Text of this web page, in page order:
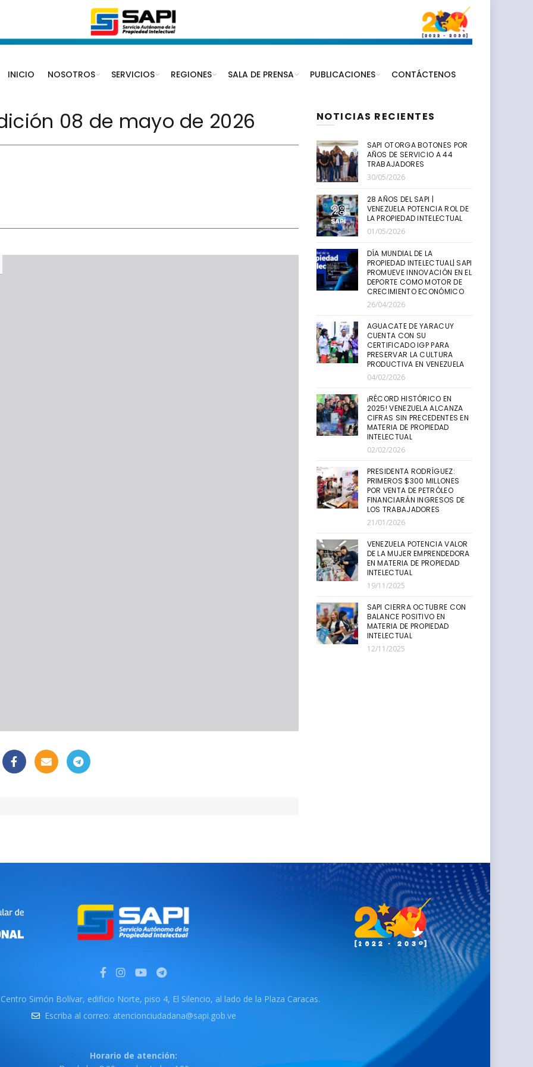
INICIO NOSOTROS SERVICIOS REGIONES SALA DE PRENSA PUBLICACIONES CONTÁCTENOS
08 de mayo de 2026 NOTICIAS RECIENTES
SAPI OTORGA BOTONES POR
AÑOS DE SERVICIO A 44
TRABAJADORES
30/05/2026
28 AÑOS DEL SAPI |
VENEZUELA POTENCIA ROL DE
LA PROPIEDAD INTELECTUAL
01/05/2026
DÍA MUNDIAL DE LA
PROPIEDAD INTELECTUAL| SAPI
PROMUEVE INNOVACIÓN EN EL
DEPORTE COMO MOTOR DE
CRECIMIENTO ECONÓMICO
26/04/2026
AGUACATE DE YARACUY
CUENTA CON SU
CERTIFICADO IGP PARA
PRESERVAR LA CULTURA
PRODUCTIVA EN VENEZUELA
04/02/2026
¡RÉCORD HISTÓRICO EN
2025! VENEZUELA ALCANZA
CIFRAS SIN PRECEDENTES EN
MATERIA DE PROPIEDAD
INTELECTUAL
02/02/2026
PRESIDENTA RODRÍGUEZ:
PRIMEROS $300 MILLONES
POR VENTA DE PETRÓLEO
FINANCIARÁN INGRESOS DE
LOS TRABAJADORES
21/01/2026
VENEZUELA POTENCIA VALOR
DE LA MUJER EMPRENDEDORA
EN MATERIA DE PROPIEDAD
INTELECTUAL
19/11/2025
SAPI CIERRA OCTUBRE CON
BALANCE POSITIVO EN
MATERIA DE PROPIEDAD
INTELECTUAL
12/11/2025
Simón Bolívar, edificio Norte, piso 4, El Silencio, al lado de la Plaza Caracas.
Escriba al correo: atencionciudadana@sapi.gob.ve
Horario de atención: